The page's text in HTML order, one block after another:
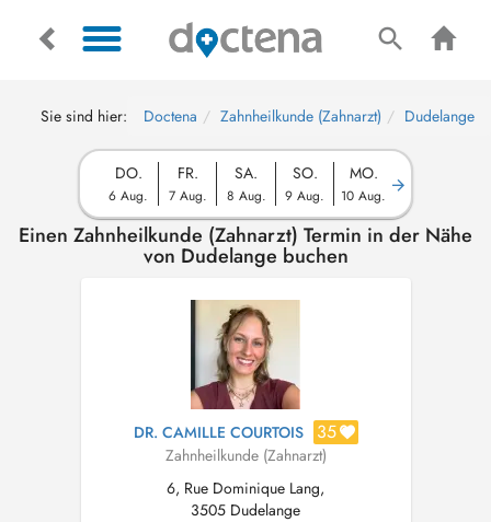
Sie sind hier: Doctena Zahnheilkunde (Zahnarzt) Dudelange
DO.
6 Aug.
FR.
7 Aug.
SA.
8 Aug.
SO.
9 Aug.
MO.
10 Aug.
Einen Zahnheilkunde (Zahnarzt) Termin in der Nähe
von Dudelange buchen
DR. CAMILLE COURTOIS 35
Zahnheilkunde (Zahnarzt)
6, Rue Dominique Lang,
3505 Dudelange